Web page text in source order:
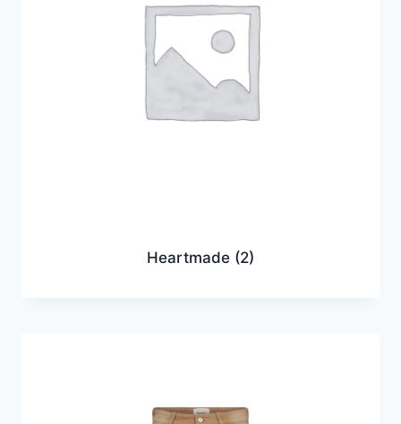
Heartmade (2)